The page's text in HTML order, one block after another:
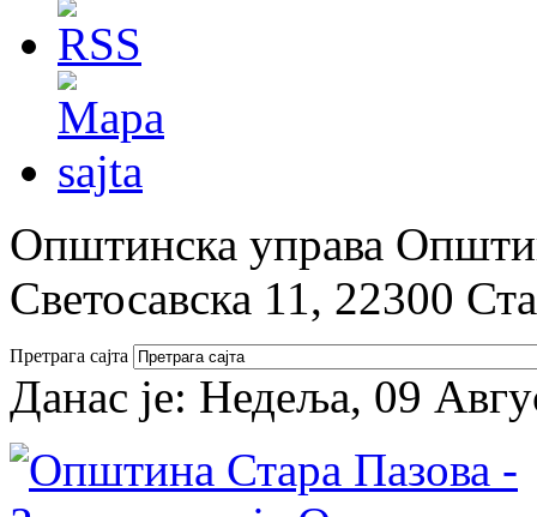
Општинска управа
Светосавска 11, 22300
Претрага сајта
Данас је: Недеља, 09